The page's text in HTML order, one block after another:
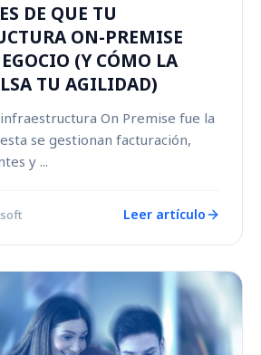
DE QUE TU
ON-PREMISE
(Y CÓMO LA
TU AGILIDAD)
On Premise fue la
se gestionan facturación,
y ...
Leer artículo